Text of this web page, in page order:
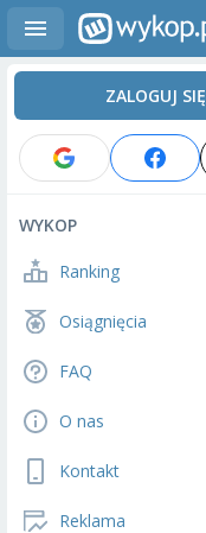
ZALOGUJ SIĘ
WYKOP
Ranking
Osiągnięcia
FAQ
O nas
Kontakt
Reklama